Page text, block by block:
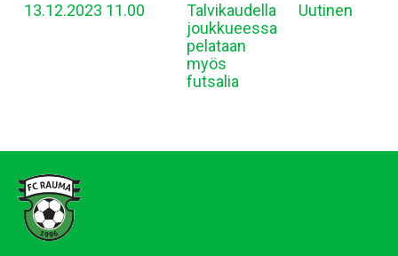
13.12.2023 11.00
Talvikaudella
joukkueessa
pelataan
myös
futsalia
Uutinen